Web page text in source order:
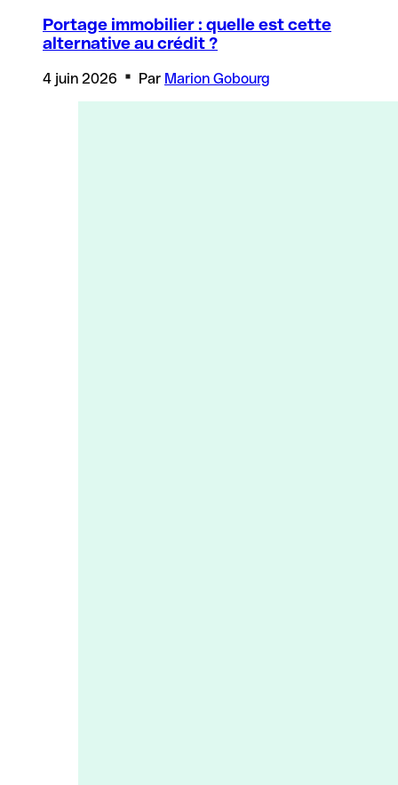
Portage immobilier : quelle est cette
alternative au crédit ?
4 juin 2026 Par Marion Gobourg